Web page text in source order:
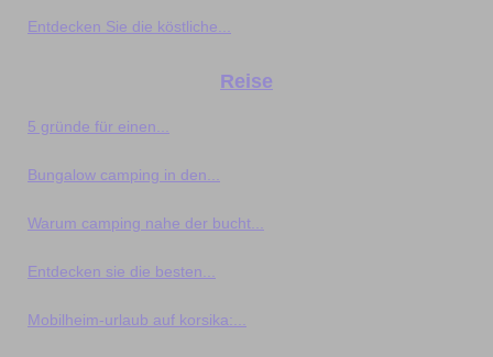
Entdecken Sie die köstliche...
Reise
5 gründe für einen...
Bungalow camping in den...
Warum camping nahe der bucht...
Entdecken sie die besten...
Mobilheim-urlaub auf korsika:...